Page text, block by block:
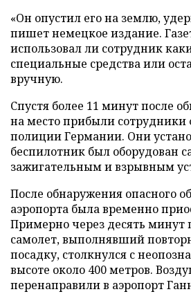
«Он опустил его на землю,
пишет немецкое издание.
использовал ли сотрудник
специальные средства или
вручную.
Спустя более 11 минут после
на место прибыли сотрудники
полиции Германии. Они
беспилотник был оборудован
зажигательным и взрывным
После обнаружения опасного
аэропорта была временно
Примерно через десять минут
самолет, выполнявший
посадку, столкнулся с
высоте около 400 метров.
перенаправили в аэропорт